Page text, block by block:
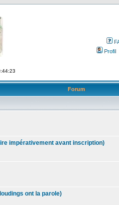
Profil
Forum
impérativement avant inscription)
ont la parole)